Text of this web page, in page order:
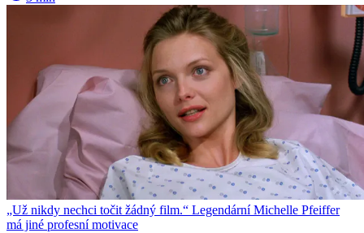
„Už nikdy nechci točit žádný film.“ Legendární Michelle Pfeiffer
má jiné profesní motivace